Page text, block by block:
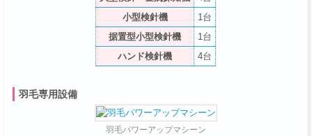
小型検針機
1台
据置型小型検針機
1台
ハンド検針機
4台
羽毛専用設備
羽毛パワーアップマシーン